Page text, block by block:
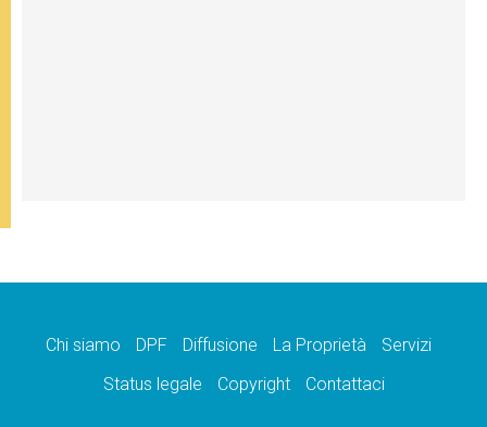
Chi siamo DPF Diffusione La Proprietà
Servizi
Status legale
Copyright Contattaci